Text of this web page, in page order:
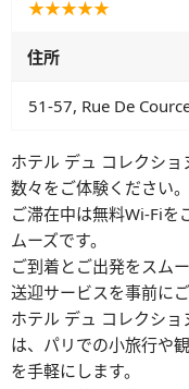
★★★★★
住所
51-57, Rue De
ホテル デュ コレクシ
数々をご体験ください。
ご滞在中は無料Wi-Fiを
ムーズです。
ご到着とご出発をスム
送迎サービスを事前に
ホテル デュ コレクシ
は、パリでの小旅行や
を手軽にします。